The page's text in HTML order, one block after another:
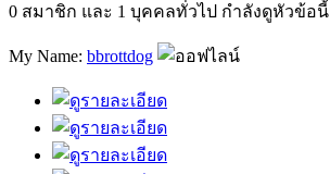
0 สมาชิก และ 1 บุคคลทั่วไป กำลังดูหัวข้อนี้
My Name: bbrottdog